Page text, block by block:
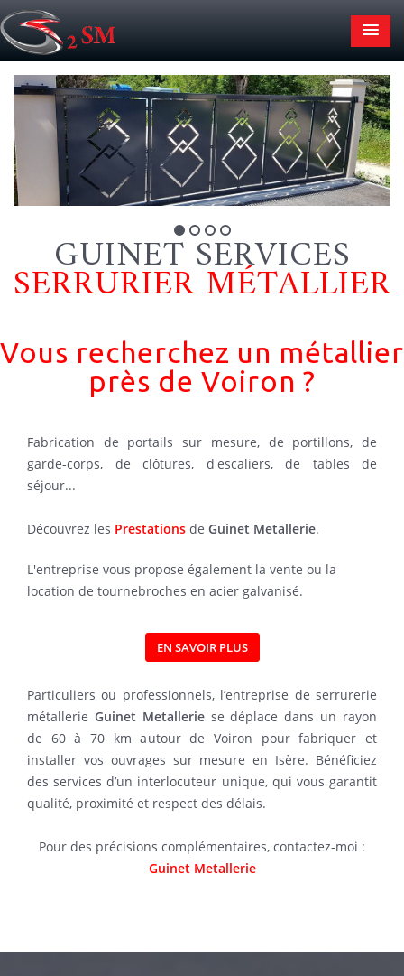
GUINET SERVICES
SERRURIER MÉTALLIER
Vous recherchez un métallier
près de Voiron ?
Fabrication de portails sur mesure, de portillons, de
garde-corps, de clôtures, d'escaliers, de tables de
séjour...
Découvrez les Prestations de Guinet Metallerie.
L'entreprise vous propose également la vente ou la
location de tournebroches en acier galvanisé.
EN SAVOIR PLUS
Particuliers ou professionnels, l’entreprise de serrurerie
métallerie Guinet Metalleriese déplace dans un rayon
de 60 à 70 km autour de Voiron pour fabriquer et
installer vos ouvrages sur mesure en Isère. Bénéficiez
des services d’un interlocuteur unique, qui vous garantit
qualité, proximité et respect des délais.
Pour des précisions complémentaires, contactez-moi :
Guinet Metallerie